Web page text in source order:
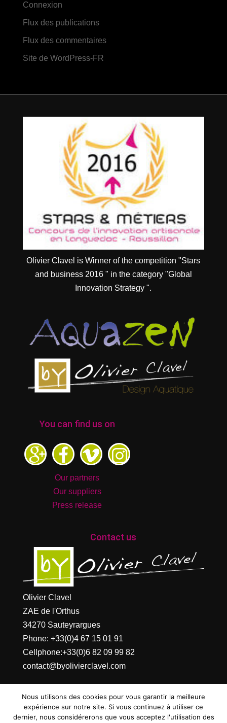
Connexion
Flux des publications
Flux des commentaires
Site de WordPress-FR
Olivier Clavel is Winner of the competition "Stars
and business 2016 " in the category "Global
Innovation Strategy ".
You can find us on
Our partners
Our suppliers
Press release
Contact us
Olivier Clavel
ZAE de l'Orthus
34270 Sauteyrargues
Phone: +33(0)4 67 15 01 91
Cellphone:+33(0)6 82 09 99 82
contact@byolivierclavel.com
Nous utilisons des cookies pour vous garantir la meilleure
expérience sur notre site. Si vous continuez à utiliser ce
dernier, nous considérerons que vous acceptez l'utilisation des